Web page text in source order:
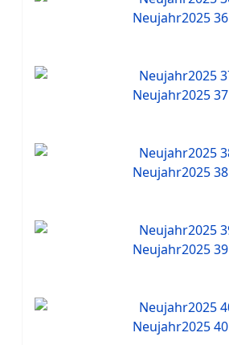
Neujahr2025 36
Neujahr2025 37
Neujahr2025 38
Neujahr2025 39
Neujahr2025 40